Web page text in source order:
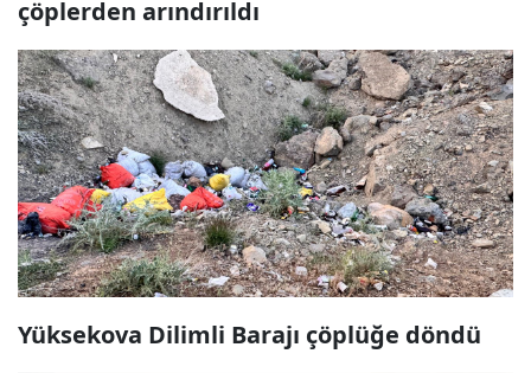
çöplerden arındırıldı
Yüksekova Dilimli Barajı çöplüğe döndü